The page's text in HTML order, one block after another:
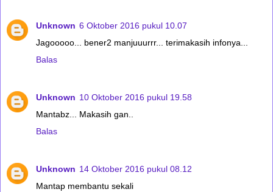
Unknown 6 Oktober 2016 pukul 10.07
Jagooooo... bener2 manjuuurrr... terimakasih infonya...
Balas
Unknown 10 Oktober 2016 pukul 19.58
Mantabz... Makasih gan..
Balas
Unknown 14 Oktober 2016 pukul 08.12
Mantap membantu sekali